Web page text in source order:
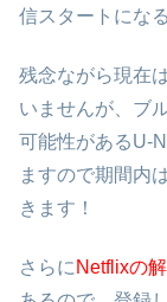
信スタートにな
残念ながら現在
いませんが、ブ
可能性があるU-
ますので期間内
きます！
さらにNetflixの